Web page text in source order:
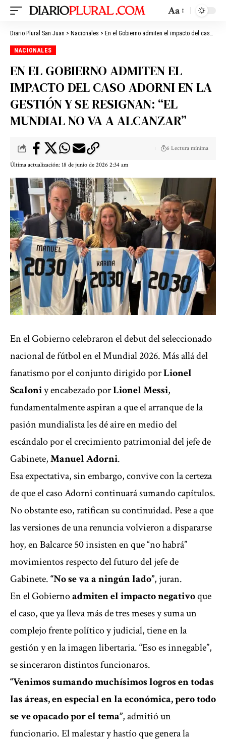
Aa
Diario Plural San Juan > Nacionales > En el Gobierno admiten el impacto del caso Adorni en la gestión y se resignan: “El Mundial no va a alcanzar”
NACIONALES
EN EL GOBIERNO ADMITEN EL
IMPACTO DEL CASO ADORNI EN LA
GESTIÓN Y SE RESIGNAN: “EL
MUNDIAL NO VA A ALCANZAR”
Última actualización: 18 de junio de 2026 2:34 am
6 Lectura mínima
En el Gobierno celebraron el debut del seleccionado
nacional de fútbol en el Mundial 2026. Más allá del
fanatismo por el conjunto dirigido porLionel
Scaloniy encabezado porLionel Messi,
fundamentalmente aspiran a que el arranque de la
pasión mundialista les dé aire en medio del
escándalo por el crecimiento patrimonial del jefe de
Gabinete,Manuel Adorni.
Esa expectativa, sin embargo, convive con la certeza
de que el caso Adorni continuará sumando capítulos.
No obstante eso, ratifican su continuidad. Pese a que
las versiones de una renuncia volvieron a dispararse
hoy, en Balcarce 50 insisten en que “no habrá”
movimientos respecto del futuro del jefe de
Gabinete.“No se va a ningún lado”, juran.
En el Gobiernoadmiten el impacto negativoque
el caso, que ya lleva más de tres meses y suma un
complejo frente político y judicial, tiene en la
gestión y en la imagen libertaria. “Eso es innegable”,
se sinceraron distintos funcionaros.
“Venimos sumando muchísimos logros en todas
las áreas, en especial en la económica, pero todo
se ve opacado por el tema”, admitió un
funcionario. El malestar y hastío que genera la